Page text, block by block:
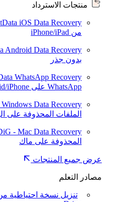
منتجات الاسترداد
iOS Data Recovery
من iPhone/iPad
Android Data Recovery
بدون جذر
WhatsApp Recovery
WhatsApp على Android/iPhone
Data Recovery
الملفات المحذوفة على
- Mac Data Recovery
المحذوفة على ماك
عرض جميع المنتجات
مصادر التعلم